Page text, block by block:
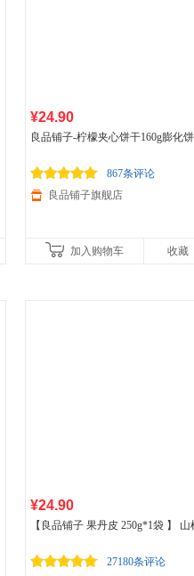
¥24.90
良品铺子-柠檬夹心饼干160g膨化
867条评论
良品铺子旗舰店
加入购物车 收藏
¥24.90
【良品铺子 果丹皮 250g*1袋 】 山
装
27180条评论